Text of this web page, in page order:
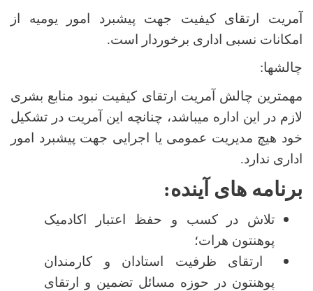
آمریت ارتقای کیفیت جهت پیشبرد امور یومیه از
امکانات نسبی اداری برخوردار است.
چالش­ها:
مهم­ترین چالش آمریت ارتقای کیفیت نبود منابع بشری
لازم در این اداره میباشد، چنانچه این آمریت در تشکیل
خود هیچ مدیریت عمومی یا اجرایی جهت پیشبرد امور
اداری ندارد.
برنامه­ های آینده:
تلاش در کسب و حفظ اعتبار اکادمیک
پوهنتون هرات؛
ارتقای ظرفیت استادان و کارمندان
پوهنتون در حوزه مسائل تضمین و ارتقای